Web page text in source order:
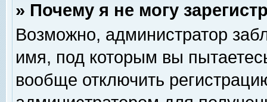
» Почему я не могу
Возможно, администратор
имя, под которым вы
вообще отключить